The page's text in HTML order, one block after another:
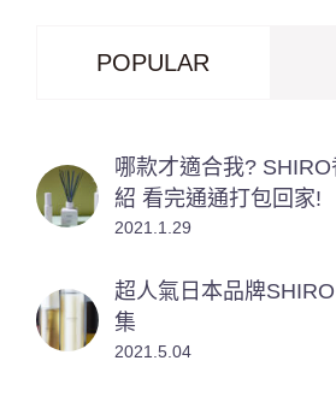
POPULAR
哪款才適合我?
紹 看完通通打包回家!
2021.1.29
超人氣日本品牌
集
2021.5.04